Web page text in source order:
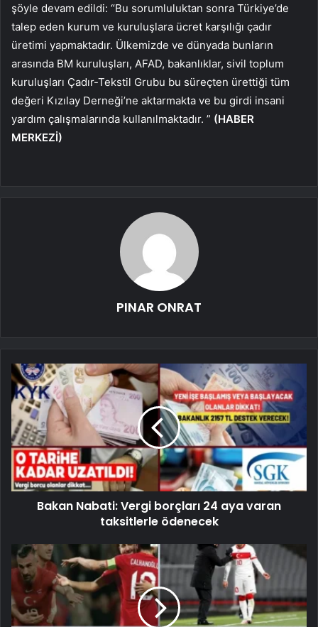
şöyle devam edildi: “Bu sorumluluktan sonra Türkiye’de
talep eden kurum ve kuruluşlara ücret karşılığı çadır
üretimi yapmaktadır. Ülkemizde ve dünyada bunların
arasında BM kuruluşları, AFAD, bakanlıklar, sivil toplum
kuruluşları Çadır-Tekstil Grubu bu süreçten ürettiği tüm
değeri Kızılay Derneği’ne aktarmakta ve bu girdi insani
yardım çalışmalarında kullanılmaktadır. ” (HABER
MERKEZİ)
PINAR ONRAT
Bakan Nabati: Vergi borçları 24 aya varan
taksitlerle ödenecek